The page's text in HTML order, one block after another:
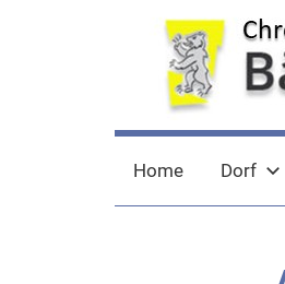
chronik-
baeretswil.ch
Home Dorf